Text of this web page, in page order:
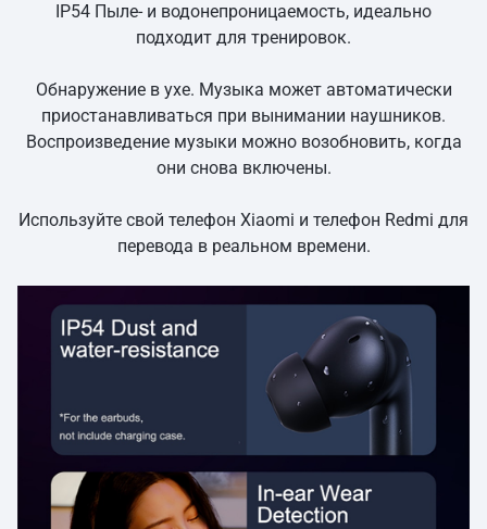
IP54 Пыле- и водонепроницаемость, идеально
подходит для тренировок.
Обнаружение в ухе. Музыка может автоматически
приостанавливаться при вынимании наушников.
Воспроизведение музыки можно возобновить, когда
они снова включены.
Используйте свой телефон Xiaomi и телефон Redmi для
перевода в реальном времени.